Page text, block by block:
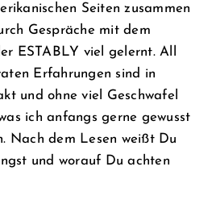
Seiten zusammen
Gespräche mit dem
ESTABLY viel gelernt. All
Erfahrungen sind in
und ohne viel Geschwafel
ich anfangs gerne gewusst
Nach dem Lesen weißt Du
und worauf Du achten